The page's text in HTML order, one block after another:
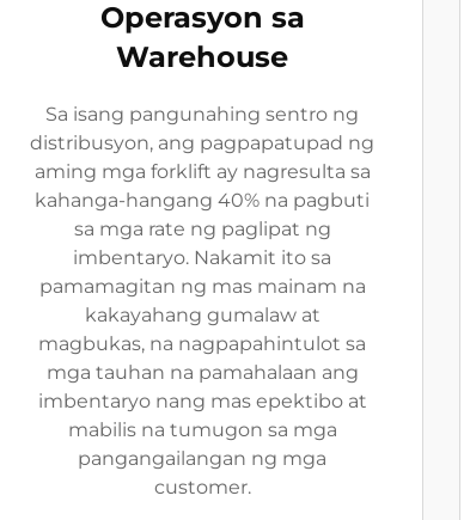
Operasyon sa
Warehouse
Sa isang pangunahing sentro ng
distribusyon, ang pagpapatupad ng
aming mga forklift ay nagresulta sa
kahanga-hangang 40% na pagbuti
sa mga rate ng paglipat ng
imbentaryo. Nakamit ito sa
pamamagitan ng mas mainam na
kakayahang gumalaw at
magbukas, na nagpapahintulot sa
mga tauhan na pamahalaan ang
imbentaryo nang mas epektibo at
mabilis na tumugon sa mga
pangangailangan ng mga
customer.